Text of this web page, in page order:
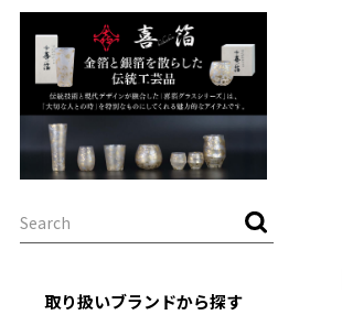
取り扱いブランドから探す